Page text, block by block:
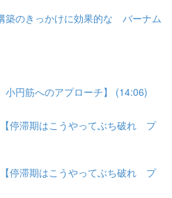
築のきっかけに効果的な バーナム
小円筋へのアプローチ】 (14:06)
停滞期はこうやってぶち破れ プ
停滞期はこうやってぶち破れ プ